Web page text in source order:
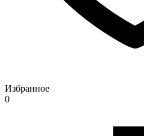
Избранное
0